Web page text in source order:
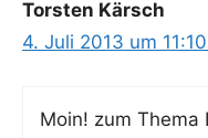
Torsten Kärsch
4. Juli 2013 um
Moin! zum